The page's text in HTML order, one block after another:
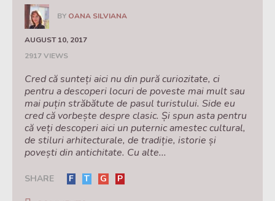
BY OANA SILVIANA
AUGUST 10, 2017
2917 VIEWS
Cred că sunteți aici nu din pură curiozitate, ci
pentru a descoperi locuri de poveste mai mult sau
mai puțin străbătute de pasul turistului. Side eu
cred că vorbește despre clasic. Și spun asta pentru
că veți descoperi aici un puternic amestec cultural,
de stiluri arhitecturale, de tradiție, istorie și
povești din antichitate. Cu alte...
SHARE F T G P